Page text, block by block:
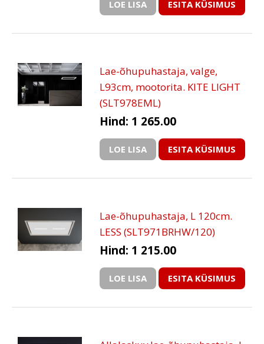
LOE LISA ESITA KÜSIMUS
Lae-õhupuhastaja, valge,
L93cm, mootorita. KITE LIGHT
(SLT978EML)
Hind: 1 265.00
LOE LISA ESITA KÜSIMUS
Lae-õhupuhastaja, L 120cm.
LESS (SLT971BRHW/120)
Hind: 1 215.00
LOE LISA ESITA KÜSIMUS